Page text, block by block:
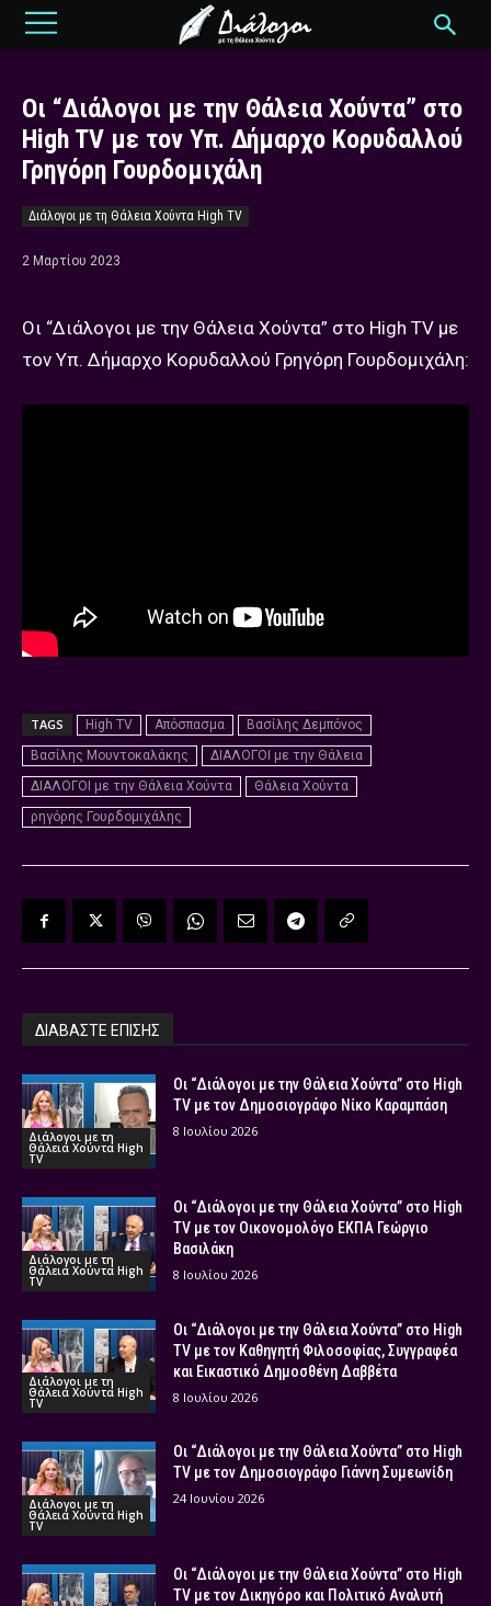
Οι “Διάλογοι με την Θάλεια Χούντα” στο
High TV με τον Υπ. Δήμαρχο Κορυδαλλού
Γρηγόρη Γουρδομιχάλη
Διάλογοι με τη Θάλεια Χούντα High TV
2 Μαρτίου 2023
Οι “Διάλογοι με την Θάλεια Χούντα” στο High TV με
τον Υπ. Δήμαρχο Κορυδαλλού Γρηγόρη Γουρδομιχάλη:
TAGS High TV Απόσπασμα
Βασίλης Δεμπόνος
Βασίλης Μουντοκαλάκης
ΔΙΑΛΟΓΟΙ με την Θάλεια
ΔΙΑΛΟΓΟΙ με την Θάλεια Χούντα
Θάλεια Χούντα
ρηγόρης Γουρδομιχάλης
ΔΙΑΒΑΣΤΕ ΕΠΙΣΗΣ
Διάλογοι με τη
Θάλεια Χούντα High
TV
Οι “Διάλογοι με την Θάλεια Χούντα” στο High
TV με τον Δημοσιογράφο Νίκο Καραμπάση
8 Ιουλίου 2026
Διάλογοι με τη
Θάλεια Χούντα High
TV
Οι “Διάλογοι με την Θάλεια Χούντα” στο High
TV με τον Οικονομολόγο ΕΚΠΑ Γεώργιο
Βασιλάκη
8 Ιουλίου 2026
Διάλογοι με τη
Θάλεια Χούντα High
TV
Οι “Διάλογοι με την Θάλεια Χούντα” στο High
TV με τον Καθηγητή Φιλοσοφίας, Συγγραφέα
και Εικαστικό Δημοσθένη Δαββέτα
8 Ιουλίου 2026
Διάλογοι με τη
Θάλεια Χούντα High
TV
Οι “Διάλογοι με την Θάλεια Χούντα” στο High
TV με τον Δημοσιογράφο Γιάννη Συμεωνίδη
24 Ιουνίου 2026
Οι “Διάλογοι με την Θάλεια Χούντα” στο High
TV με τον Δικηγόρο και Πολιτικό Αναλυτή